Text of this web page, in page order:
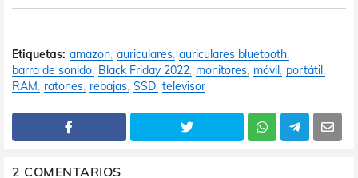
Etiquetas: amazon auriculares auriculares bluetooth
barra de sonido Black Friday 2022 monitores móvil portátil
RAM ratones rebajas SSD televisor
2 COMENTARIOS